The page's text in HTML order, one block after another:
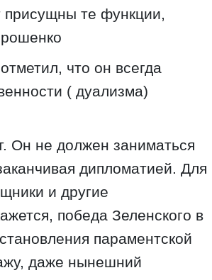
присущны те функции,
что он всегда
( дуализма)
Он не должен заниматься
дипломатией. Для
и другие
победа Зеленского в
параментской
даже нынешний